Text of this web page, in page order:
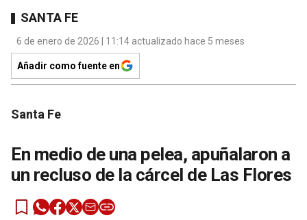
SANTA FE
6 de enero de 2026 | 11:14 actualizado hace 5 meses
Añadir como fuente en
Santa Fe
En medio de una pelea, apuñalaron a
un recluso de la cárcel de Las Flores